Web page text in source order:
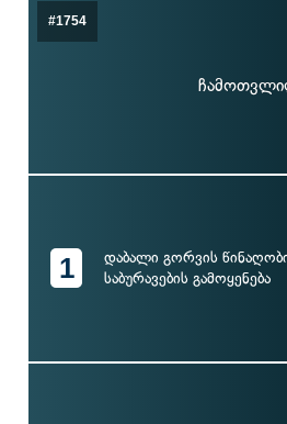
#1754
1
დაბალი გორვის
საბურავების გამოყენება